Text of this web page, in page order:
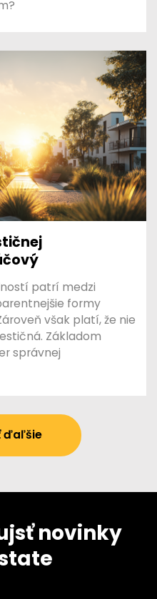
patrí medzi
formy
však platí, že nie
Základom
správnej
ďaľšie
novinky